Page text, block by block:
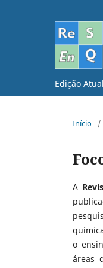
Edição Atual
Início /
A
o
áreas